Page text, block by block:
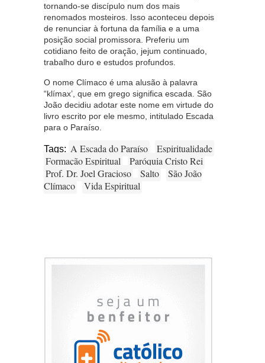
tornando-se discípulo num dos mais
renomados mosteiros. Isso aconteceu depois
de renunciar à fortuna da família e a uma
posição social promissora. Preferiu um
cotidiano feito de oração, jejum continuado,
trabalho duro e estudos profundos.
O nome Clímaco é uma alusão à palavra
“klímax’, que em grego significa escada. São
João decidiu adotar este nome em virtude do
livro escrito por ele mesmo, intitulado Escada
para o Paraíso.
Tags: A Escada do Paraíso
Espiritualidade
Formação Espiritual
Paróquia Cristo Rei
Prof. Dr. Joel Gracioso
Salto
São João
Clímaco
Vida Espiritual